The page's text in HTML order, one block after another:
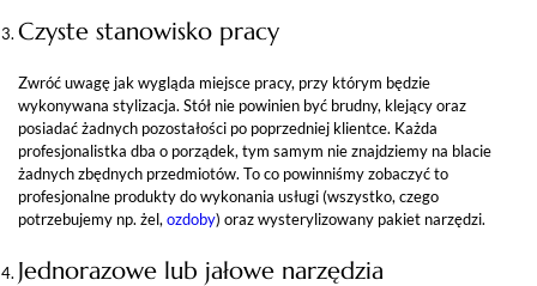
Czyste stanowisko pracy
Zwróć uwagę jak wygląda miejsce pracy, przy którym będzie
wykonywana stylizacja. Stół nie powinien być brudny, klejący oraz
posiadać żadnych pozostałości po poprzedniej klientce. Każda
profesjonalistka dba o porządek, tym samym nie znajdziemy na blacie
żadnych zbędnych przedmiotów. To co powinniśmy zobaczyć to
profesjonalne produkty do wykonania usługi (wszystko, czego
potrzebujemy np. żel, ozdoby) oraz wysterylizowany pakiet narzędzi.
Jednorazowe lub jałowe narzędzia